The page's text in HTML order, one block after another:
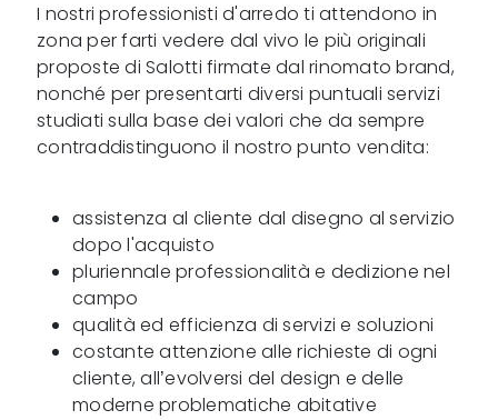
I nostri professionisti d'arredo ti attendono in
zona per farti vedere dal vivo le più originali
proposte di Salotti firmate dal rinomato brand,
nonché per presentarti diversi puntuali servizi
studiati sulla base dei valori che da sempre
contraddistinguono il nostro punto vendita:
assistenza al cliente dal disegno al servizio
dopo l'acquisto
pluriennale professionalità e dedizione nel
campo
qualità ed efficienza di servizi e soluzioni
costante attenzione alle richieste di ogni
cliente, all’evolversi del design e delle
moderne problematiche abitative